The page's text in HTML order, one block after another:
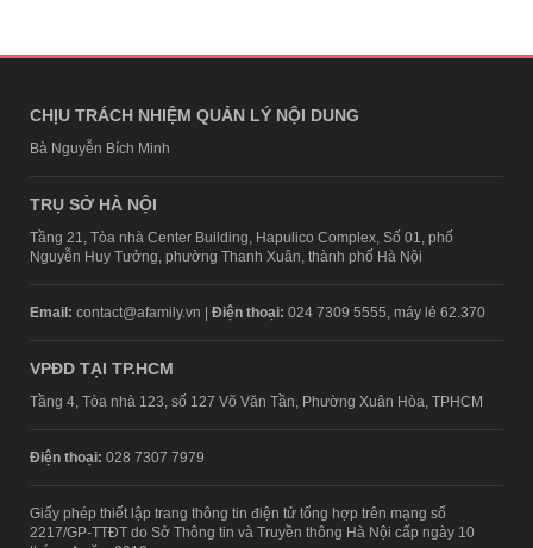
CHỊU TRÁCH NHIỆM QUẢN LÝ NỘI DUNG
Bà Nguyễn Bích Minh
TRỤ SỞ HÀ NỘI
Tầng 21, Tòa nhà Center Building, Hapulico Complex, Số 01, phố
Nguyễn Huy Tưởng, phường Thanh Xuân, thành phố Hà Nội
Email: contact@afamily.vn | Điện thoại: 024 7309 5555, máy lẻ 62.370
VPĐD TẠI TP.HCM
Tầng 4, Tòa nhà 123, số 127 Võ Văn Tần, Phường Xuân Hòa, TPHCM
Điện thoại: 028 7307 7979
Giấy phép thiết lập trang thông tin điện tử tổng hợp trên mạng số
2217/GP-TTĐT do Sở Thông tin và Truyền thông Hà Nội cấp ngày 10